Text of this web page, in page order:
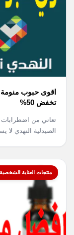
اقوى حبوب منومة
تخفض 50%
تعاني من
الصيدلية النهدي لا
منتجات العناية الشخصية